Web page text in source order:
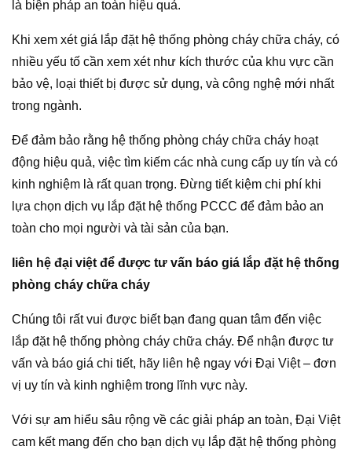
là biện pháp an toàn hiệu quả.
Khi xem xét giá lắp đặt hệ thống phòng cháy chữa cháy, có
nhiều yếu tố cần xem xét như kích thước của khu vực cần
bảo vệ, loại thiết bị được sử dụng, và công nghệ mới nhất
trong ngành.
Để đảm bảo rằng hệ thống phòng cháy chữa cháy hoạt
động hiệu quả, việc tìm kiếm các nhà cung cấp uy tín và có
kinh nghiệm là rất quan trọng. Đừng tiết kiệm chi phí khi
lựa chọn dịch vụ lắp đặt hệ thống PCCC để đảm bảo an
toàn cho mọi người và tài sản của bạn.
liên hệ đại việt để được tư vấn báo giá lắp đặt hệ thống
phòng cháy chữa cháy
Chúng tôi rất vui được biết bạn đang quan tâm đến việc
lắp đặt hệ thống phòng cháy chữa cháy. Để nhận được tư
vấn và báo giá chi tiết, hãy liên hệ ngay với Đại Việt – đơn
vị uy tín và kinh nghiệm trong lĩnh vực này.
Với sự am hiểu sâu rộng về các giải pháp an toàn, Đại Việt
cam kết mang đến cho bạn dịch vụ lắp đặt hệ thống phòng